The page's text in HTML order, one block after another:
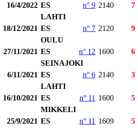
16/4/2022 ES n° 9 2140 7
LAHTI
18/12/2021 ES n° 7 2120 9
OULU
27/11/2021 ES n° 12 1600 6
SEINAJOKI
6/11/2021 ES n° 6 2140 3
LAHTI
16/10/2021 ES n° 11 1600 5
MIKKELI
25/9/2021 ES n° 11 1609 5